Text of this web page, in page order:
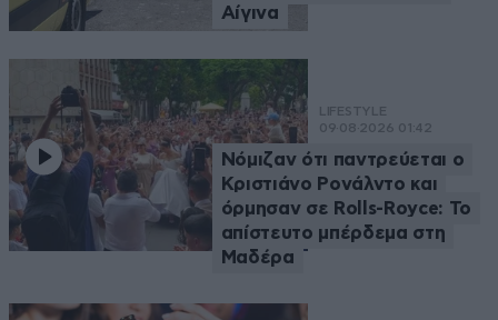
Αίγινα
LIFESTYLE
09·08·2026 01:42
Νόμιζαν ότι παντρεύεται ο
Κριστιάνο Ρονάλντο και
όρμησαν σε Rolls-Royce: Το
απίστευτο μπέρδεμα στη
Μαδέρα